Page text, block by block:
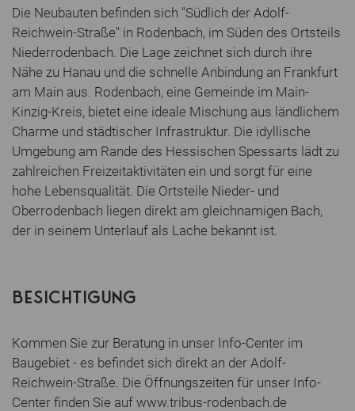
Die Neubauten befinden sich "Südlich der Adolf-
Reichwein-Straße" in Rodenbach, im Süden des Ortsteils
Niederrodenbach. Die Lage zeichnet sich durch ihre
Nähe zu Hanau und die schnelle Anbindung an Frankfurt
am Main aus. Rodenbach, eine Gemeinde im Main-
Kinzig-Kreis, bietet eine ideale Mischung aus ländlichem
Charme und städtischer Infrastruktur. Die idyllische
Umgebung am Rande des Hessischen Spessarts lädt zu
zahlreichen Freizeitaktivitäten ein und sorgt für eine
hohe Lebensqualität. Die Ortsteile Nieder- und
Oberrodenbach liegen direkt am gleichnamigen Bach,
der in seinem Unterlauf als Lache bekannt ist.
BESICHTIGUNG
Kommen Sie zur Beratung in unser Info-Center im
Baugebiet - es befindet sich direkt an der Adolf-
Reichwein-Straße. Die Öffnungszeiten für unser Info-
Center finden Sie auf www.tribus-rodenbach.de